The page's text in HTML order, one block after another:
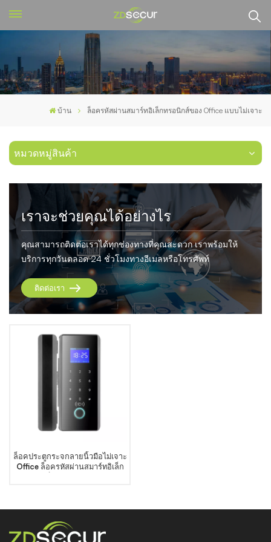
บ้าน ล็อครหัสผ่านสมาร์ทอิเล็กทรอนิกส์ของ Office แบบไม่เจาะ
หมวดหมู่สินค้า
เราจะช่วยคุณได้อย่างไร
คุณสามารถติดต่อเราได้ทุกช่องทางที่คุณสะดวก เราพร้อมให้
บริการทุกวันตลอด 24 ชั่วโมงทางอีเมลหรือโทรศัพท์
ติดต่อเรา
ล็อคประตูกระจกลายนิ้วมือไม่เจาะ
Office ล็อครหัสผ่านสมาร์ทอิเล็ก